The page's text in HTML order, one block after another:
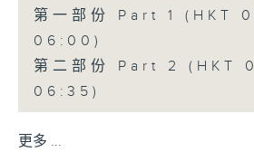
第一部份 Part 1 (HKT
06:00)
第二部份 Part 2 (HKT
06:35)
更多 ...